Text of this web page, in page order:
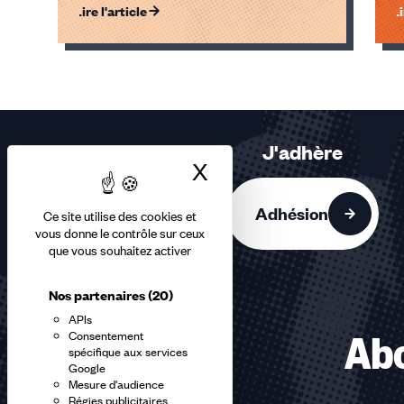
Ce site utilise des cookies et
vous donne le contrôle sur ceux
que vous souhaitez activer
Nos partenaires(20)
APIs
Consentement
spécifique aux services
Google
Mesure d'audience
Régies publicitaires
X Masquer le
indépendant
Lire l'article
Éléments
accessibles
J'adhère
Adhésion